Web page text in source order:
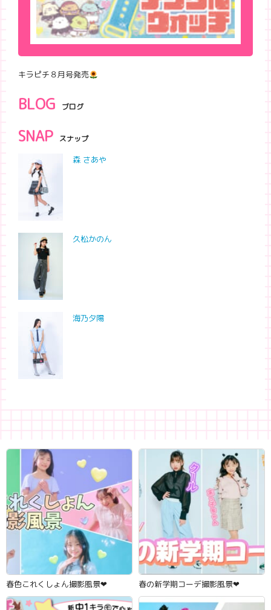
キラピチ８月号発売
BLOG ブログ
SNAP スナップ
森 さあや
久松かのん
海乃夕陽
春色これくしょん撮影風景‪‪❤︎‬ 春の新学期コーデ撮影風景‪‪❤︎‬